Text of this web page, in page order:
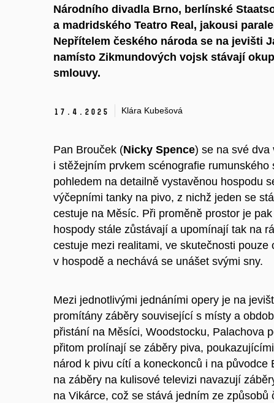
Národního divadla Brno, berlínské
a madridského Teatro Real, jakousi
Nepřítelem českého národa se na jevišti
namísto Zikmundových vojsk stávají
smlouvy.
17. 4. 2025 Klára Kubešová
Pan Brouček (Nicky Spence) se na své dva
i stěžejním prvkem scénografie rumunského
pohledem na detailně vystavěnou hospodu
výčepními tanky na pivo, z nichž jeden se
cestuje na Měsíc. Při proměně prostor je
hospody stále zůstávají a upomínají tak na
cestuje mezi realitami, ve skutečnosti
v hospodě a nechává se unášet svými sny.
Mezi jednotlivými jednáními opery je na
promítány záběry související s místy a
přistání na Měsíci, Woodstocku, Palachova
přitom prolínají se záběry piva,
národ k pivu cítí a koneckonců i na
na záběry na kulisové televizi navazují
na Vikárce, což se stává jedním ze